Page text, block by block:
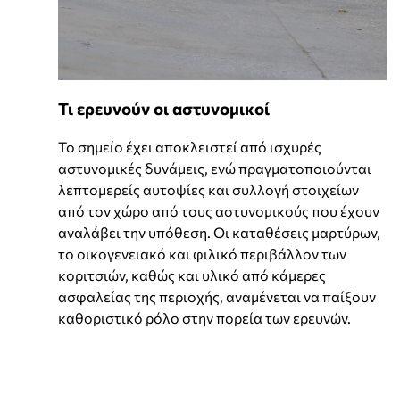
Τι ερευνούν οι αστυνομικοί
Το σημείο έχει αποκλειστεί από ισχυρές
αστυνομικές δυνάμεις, ενώ πραγματοποιούνται
λεπτομερείς αυτοψίες και συλλογή στοιχείων
από τον χώρο από τους αστυνομικούς που έχουν
αναλάβει την υπόθεση. Οι καταθέσεις μαρτύρων,
το οικογενειακό και φιλικό περιβάλλον των
κοριτσιών, καθώς και υλικό από κάμερες
ασφαλείας της περιοχής, αναμένεται να παίξουν
καθοριστικό ρόλο στην πορεία των ερευνών.